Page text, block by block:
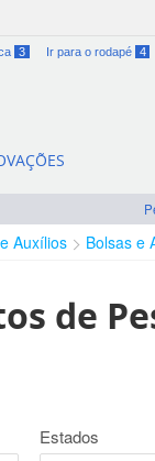
3 Ir para o rodapé 4
Auxílios Bolsas e
de
Estados